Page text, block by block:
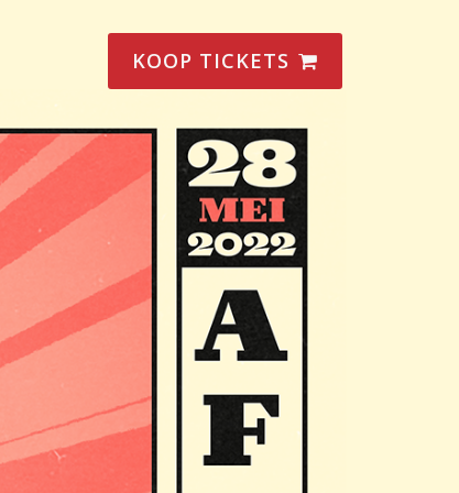
KOOP TICKETS